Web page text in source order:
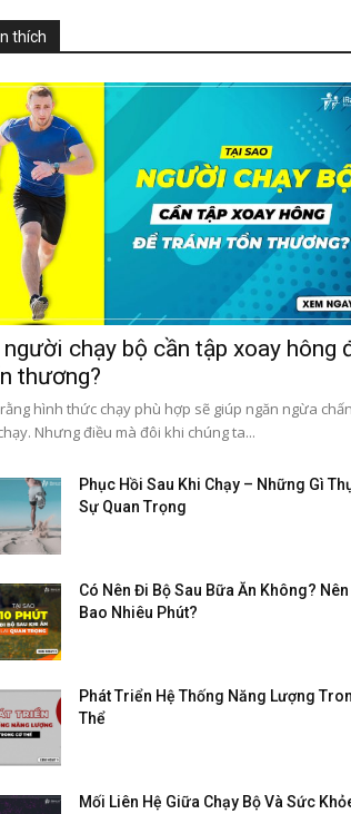
thích
chạy bộ cần tập xoay hông
thương?
hình thức chạy phù hợp sẽ giúp ngăn ngừa
Nhưng điều mà đôi khi chúng ta...
Phục Hồi Sau Khi Chạy – Những Gì
Sự Quan Trọng
Có Nên Đi Bộ Sau Bữa Ăn Không?
Bao Nhiêu Phút?
Phát Triển Hệ Thống Năng Lượng
Thể
Mối Liên Hệ Giữa Chạy Bộ Và Sức